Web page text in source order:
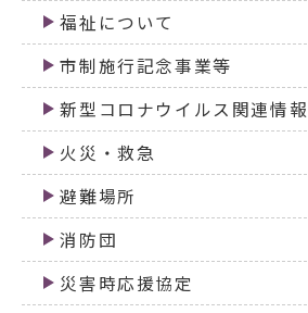
福祉について
市制施行記念事業等
新型コロナウイルス関連情報
火災・救急
避難場所
消防団
災害時応援協定